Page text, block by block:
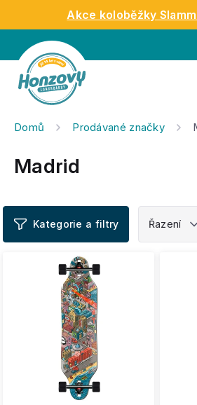
obsah
Akce koloběžky
Domů Prodávané značky
Madrid